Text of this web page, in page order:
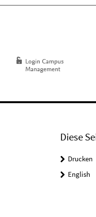
Diese
Drucken
English